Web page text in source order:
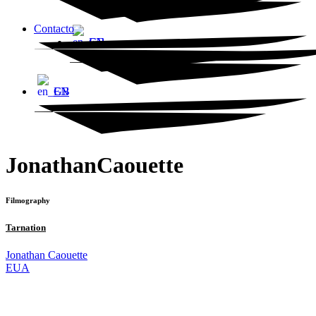
EN
Contacto
EN
JonathanCaouette
Filmography
Tarnation
Jonathan Caouette
EUA